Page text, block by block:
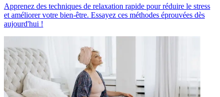
Apprenez des techniques de relaxation rapide pour réduire le stress
et améliorer votre bien-être. Essayez ces méthodes éprouvées dès
aujourd'hui !